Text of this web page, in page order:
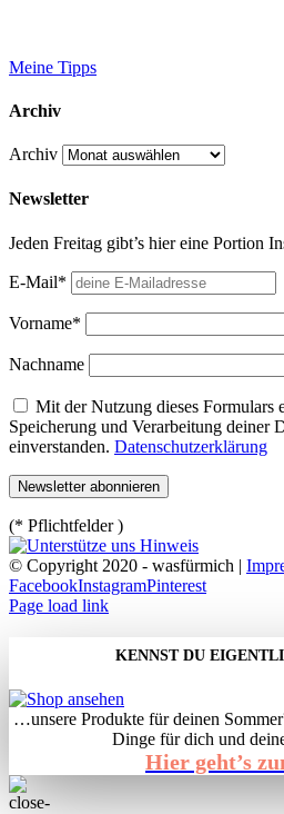
Meine Tipps
Archiv
Archiv
Newsletter
Jeden Freitag gibt’s hier eine Portion
E-Mail*
Vorname*
Nachname
Mit der Nutzung dieses Formulars
Speicherung und Verarbeitung deiner
einverstanden. Datenschutzerklärung
(* Pflichtfelder )
© Copyright 2020 - wasfürmich |
FacebookInstagramPinterest
Page load link
KENNST DU
…unsere Produkte für deinen
Dinge für dich und
Hier geht’s